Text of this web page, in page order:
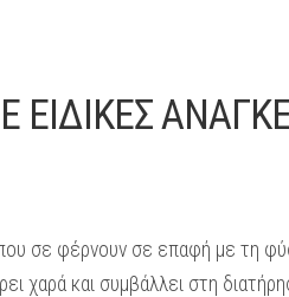
που σε φέρνουν σε επαφή με τη
χαρά και συμβάλλει στη